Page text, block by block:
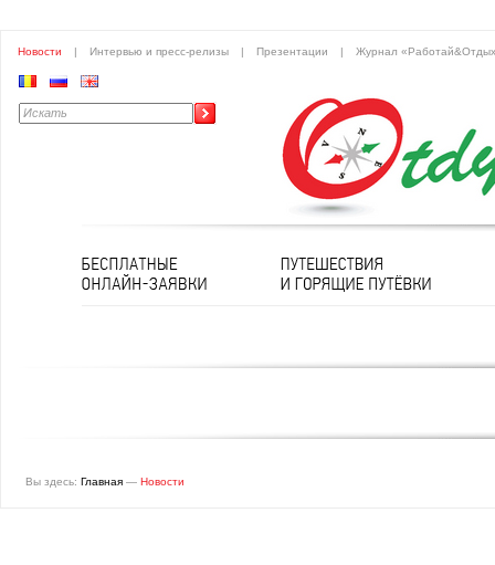
Новости | Интервью и пресс-релизы | Презентации | Журнал
Вы здесь: Главная — Новости